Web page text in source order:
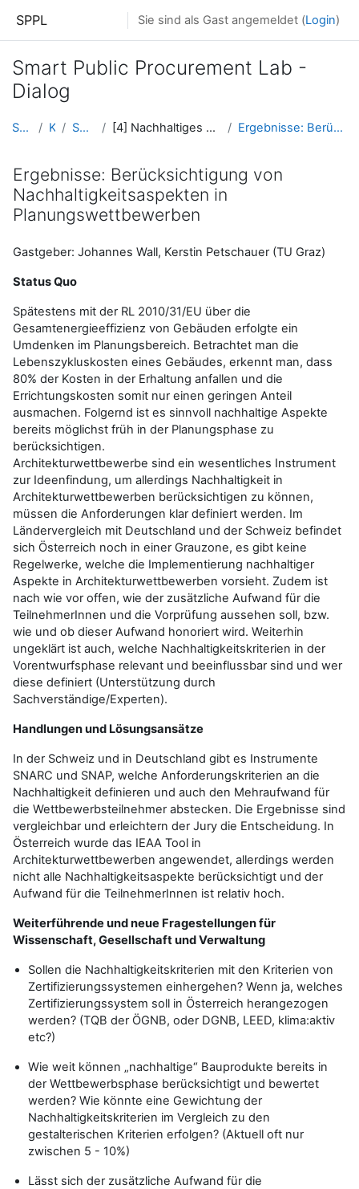
SPPL Sie sind als Gast angemeldet (Login)
Smart Public Procurement Lab -
Dialog
Startseite Kurse SPPL Platform [4] Nachhaltiges Bauen und Kosteneffizienz im Hoch... Ergebnisse: Berücksichtigung von Nachhaltigkeitsas...
Ergebnisse: Berücksichtigung von
Nachhaltigkeitsaspekten in
Planungswettbewerben
Gastgeber: Johannes Wall, Kerstin Petschauer (TU Graz)
Status Quo
Spätestens mit der RL 2010/31/EU über die
Gesamtenergieeffizienz von Gebäuden erfolgte ein
Umdenken im Planungsbereich. Betrachtet man die
Lebenszykluskosten eines Gebäudes, erkennt man, dass
80% der Kosten in der Erhaltung anfallen und die
Errichtungskosten somit nur einen geringen Anteil
ausmachen. Folgernd ist es sinnvoll nachhaltige Aspekte
bereits möglichst früh in der Planungsphase zu
berücksichtigen.
Architekturwettbewerbe sind ein wesentliches Instrument
zur Ideenfindung, um allerdings Nachhaltigkeit in
Architekturwettbewerben berücksichtigen zu können,
müssen die Anforderungen klar definiert werden. Im
Ländervergleich mit Deutschland und der Schweiz befindet
sich Österreich noch in einer Grauzone, es gibt keine
Regelwerke, welche die Implementierung nachhaltiger
Aspekte in Architekturwettbewerben vorsieht. Zudem ist
nach wie vor offen, wie der zusätzliche Aufwand für die
TeilnehmerInnen und die Vorprüfung aussehen soll, bzw.
wie und ob dieser Aufwand honoriert wird. Weiterhin
ungeklärt ist auch, welche Nachhaltigkeitskriterien in der
Vorentwurfsphase relevant und beeinflussbar sind und wer
diese definiert (Unterstützung durch
Sachverständige/Experten).
Handlungen und Lösungsansätze
In der Schweiz und in Deutschland gibt es Instrumente
SNARC und SNAP, welche Anforderungskriterien an die
Nachhaltigkeit definieren und auch den Mehraufwand für
die Wettbewerbsteilnehmer abstecken. Die Ergebnisse sind
vergleichbar und erleichtern der Jury die Entscheidung. In
Österreich wurde das IEAA Tool in
Architekturwettbewerben angewendet, allerdings werden
nicht alle Nachhaltigkeitsaspekte berücksichtigt und der
Aufwand für die TeilnehmerInnen ist relativ hoch.
Weiterführende und neue Fragestellungen für
Wissenschaft, Gesellschaft und Verwaltung
Sollen die Nachhaltigkeitskriterien mit den Kriterien von
Zertifizierungssystemen einhergehen? Wenn ja, welches
Zertifizierungssystem soll in Österreich herangezogen
werden? (TQB der ÖGNB, oder DGNB, LEED, klima:aktiv
etc?)
Wie weit können „nachhaltige“ Bauprodukte bereits in
der Wettbewerbsphase berücksichtigt und bewertet
werden? Wie könnte eine Gewichtung der
Nachhaltigkeitskriterien im Vergleich zu den
gestalterischen Kriterien erfolgen? (Aktuell oft nur
zwischen 5 - 10%)
Lässt sich der zusätzliche Aufwand für die